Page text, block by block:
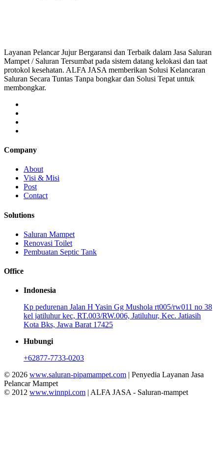
Layanan Pelancar Jujur Bergaransi dan Terbaik dalam Jasa Saluran
Mampet / Saluran Tersumbat pada sistem datang kelokasi dan taat
protokol kesehatan. ALFA JASA memberikan Solusi Kelancaran
Saluran Secara Tuntas Tanpa bongkar dan Solusi Tepat untuk
membongkar.
Company
About
Visi & Misi
Post
Contact
Solutions
Saluran Mampet
Renovasi Toilet
Pembuatan Septic Tank
Office
Indonesia
Kp pedurenan Jalan H Yasin Gg Mushola rt005/rw011 no 38
kel jatiluhur kec, RT.003/RW.006, Jatiluhur, Kec. Jatiasih
Kota Bks, Jawa Barat 17425
Hubungi
+62877-7733-0203
© 2026 www.saluran-pipamampet.com | Penyedia Layanan Jasa
Pelancar Mampet
© 2012 www.winnpi.com | ALFA JASA - Saluran-mampet